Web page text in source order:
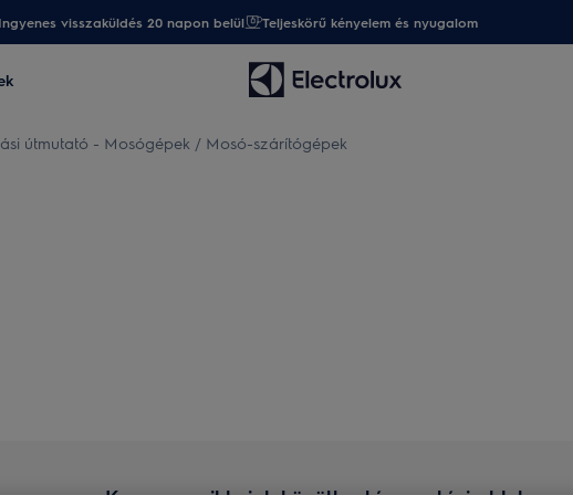
Ingyenes visszaküldés 20 napon belül Teljeskörű kényelem és nyugalom
útmutató - Mosógépek / Mosó-szárítógépek